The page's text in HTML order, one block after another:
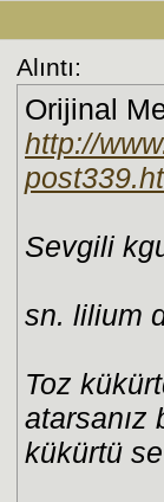
Alıntı:
Orijinal
http://
Sevgili
sn. lilium
Toz
atarsanız
kükürtü